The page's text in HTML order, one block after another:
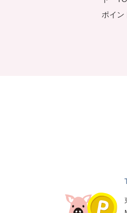
ポイン